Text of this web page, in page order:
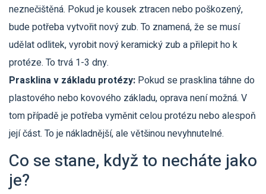
neznečištěná. Pokud je kousek ztracen nebo poškozený,
bude potřeba vytvořit nový zub. To znamená, že se musí
udělat odlitek, vyrobit nový keramický zub a přilepit ho k
protéze. To trvá 1-3 dny.
Prasklina v základu protézy: Pokud se prasklina táhne do
plastového nebo kovového základu, oprava není možná. V
tom případě je potřeba vyměnit celou protézu nebo alespoň
její část. To je nákladnější, ale většinou nevyhnutelné.
Co se stane, když to necháte jako
je?